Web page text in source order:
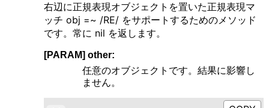
右辺に正規表現オブジェクトを置いた正規表現マ
ッチ obj =~ /RE/ をサポートするためのメソッド
です。常に nil を返します。
[PARAM] other:
任意のオブジェクトです。結果に影響し
ません。